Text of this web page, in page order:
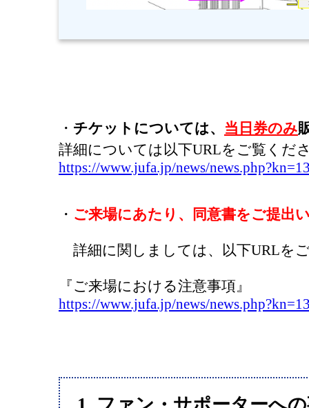
・ チケットについては、 当日券のみ
詳細については以下URLをご覧くだ
https://www.jufa.jp/news/
・ ご来場にあたり、同意書をご提出
詳細に関しましては、以下URLを
『ご来場における注意事項』
https://www.jufa.jp/news/